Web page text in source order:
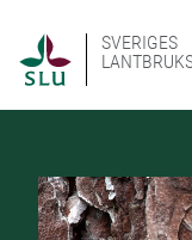
SVERIGES